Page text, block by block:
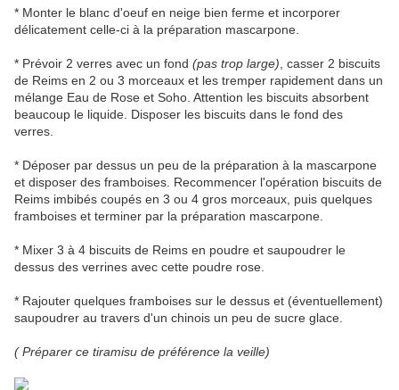
* Monter le blanc d'oeuf en neige bien ferme et incorporer
délicatement celle-ci à la préparation mascarpone.
* Prévoir 2 verres avec un fond (pas trop large) , casser 2 biscuits
de Reims en 2 ou 3 morceaux et les tremper rapidement dans un
mélange Eau de Rose et Soho. Attention les biscuits absorbent
beaucoup le liquide. Disposer les biscuits dans le fond des
verres.
* Déposer par dessus un peu de la préparation à la mascarpone
et disposer des framboises. Recommencer l'opération biscuits de
Reims imbibés coupés en 3 ou 4 gros morceaux, puis quelques
framboises et terminer par la préparation mascarpone.
* Mixer 3 à 4 biscuits de Reims en poudre et saupoudrer le
dessus des verrines avec cette poudre rose.
* Rajouter quelques framboises sur le dessus et (éventuellement)
saupoudrer au travers d'un chinois un peu de sucre glace.
( Préparer ce tiramisu de préférence la veille)